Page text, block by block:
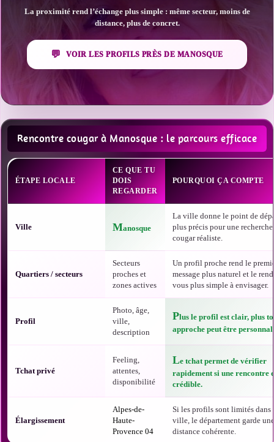
La proximité rend l’échange plus simple : même secteur, moins de
distance, plus de concret.
VOIR LES PROFILS PRÈS DE MANOSQUE
Rencontre cougar à Manosque : le parcours efficace
ÉTAPE LOCALE
CE QUE TU
DOIS
REGARDER
POURQUOI ÇA COMPTE
Ville Manosque
La ville donne le point de
plus précis pour une recherche
cougar réaliste.
Quartiers / secteurs
Secteurs
proches et
zones actives
Un profil proche rend le
message plus naturel et le
vous plus simple à envisager.
Profil
Photo, âge,
ville,
description
Plus le profil est clair, plus
approche peut être
Tchat privé
Feeling,
attentes,
disponibilité
Le tchat permet de vérifier
rapidement si une rencontre
crédible.
Élargissement
Alpes-de-
Haute-
Provence 04
Si les profils sont limités dans
ville, le département garde une
distance cohérente.